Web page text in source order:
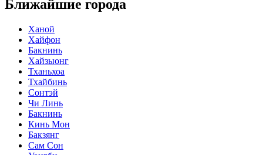
Ближайшие города
Ханой
Хайфон
Бакнинь
Хайзыонг
Тханьхоа
Тхайбинь
Сонтэй
Чи Линь
Бакнинь
Кинь Мон
Бакзянг
Сам Сон